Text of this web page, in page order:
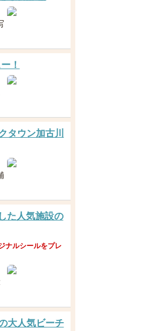
！
タウン加古川
た人気施設の
ナルシールをプレ
大人気ビーチ